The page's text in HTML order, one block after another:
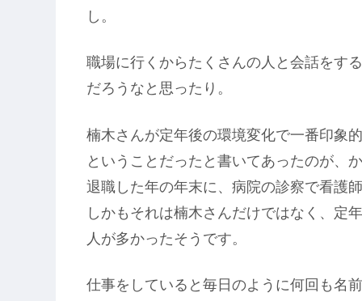
し。
職場に行くからたくさんの人と会話をす
だろうなと思ったり。
楠木さんが定年後の環境変化で一番印象
ということだったと書いてあったのが、
退職した年の年末に、病院の診察で看護
しかもそれは楠木さんだけではなく、定
人が多かったそうです。
仕事をしていると毎日のように何回も名